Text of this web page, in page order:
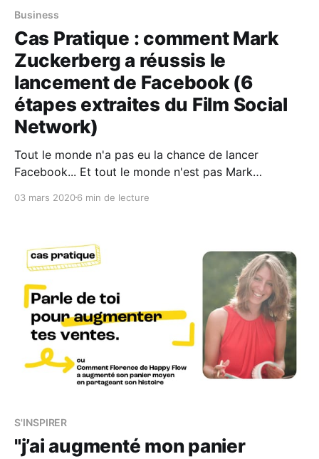
Business
Cas Pratique : comment Mark
Zuckerberg a réussis le
lancement de Facebook (6
étapes extraites du Film Social
Network)
Tout le monde n'a pas eu la chance de lancer
Facebook... Et tout le monde n'est pas Mark
secrets de son succès sont dans le Film "The Social
03 mars 20206 min de lecture
S'INSPIRER
"j’ai augmenté mon panier